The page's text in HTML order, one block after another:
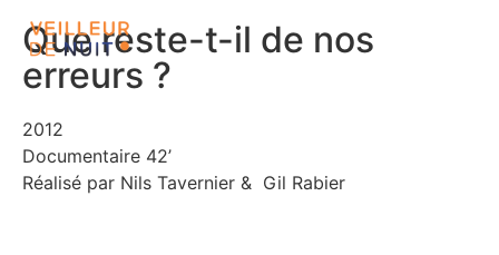
Que reste-t-il de nos
erreurs ?
2012
Documentaire 42’
Réalisé par Nils Tavernier & Gil Rabier